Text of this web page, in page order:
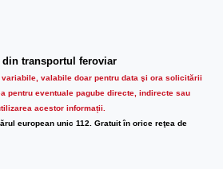
transportul feroviar
valabile doar pentru data şi ora solicitării
pentru eventuale pagube directe, indirecte sau
acestor informații.
european unic 112. Gratuit în orice reţea de